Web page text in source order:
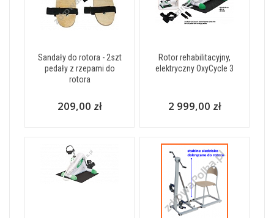
Sandały do rotora - 2szt
pedały z rzepami do
rotora
209,00 zł
Rotor rehabilitacyjny,
elektryczny OxyCycle 3
2 999,00 zł